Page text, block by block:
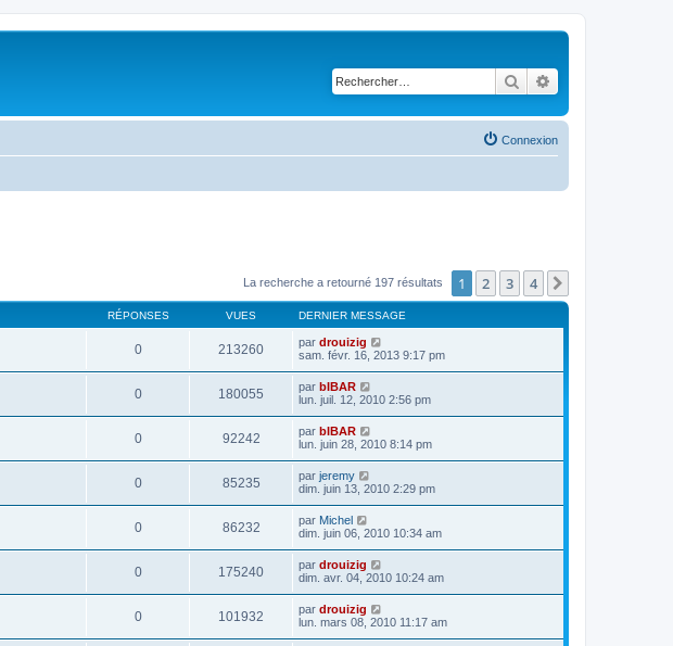
Rechercher
Connexion
La recherche a retourné 197 résultats 1 2 3 4
RÉPONSES VUES DERNIER MESSAGE
0 213260 par drouizig
sam. févr. 16, 2013 9:17 pm
0 180055 par bIBAR
lun. juil. 12, 2010 2:56 pm
0 92242 par bIBAR
lun. juin 28, 2010 8:14 pm
0 85235 par jeremy
dim. juin 13, 2010 2:29 pm
0 86232 par Michel
dim. juin 06, 2010 10:34 am
0 175240 par drouizig
dim. avr. 04, 2010 10:24 am
0 101932 par drouizig
lun. mars 08, 2010 11:17 am